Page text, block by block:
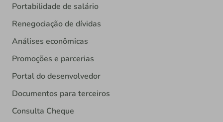
Portabilidade de salário
Renegociação de dívidas
Análises econômicas
Promoções e parcerias
Portal do desenvolvedor
Documentos para terceiros
Consulta Cheque